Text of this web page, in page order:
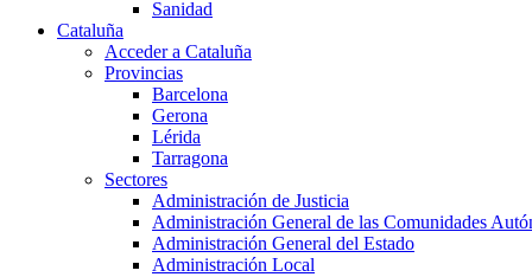
Sanidad
Cataluña
Acceder a Cataluña
Provincias
Barcelona
Gerona
Lérida
Tarragona
Sectores
Administración de Justicia
Administración General de las Comunidades
Administración General del Estado
Administración Local